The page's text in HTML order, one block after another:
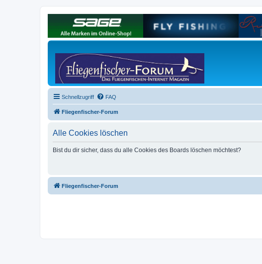
Schnellzugriff FAQ
Fliegenfischer-Forum
Alle Cookies löschen
Bist du dir sicher, dass du alle Cookies des Boards löschen möchtest?
Fliegenfischer-Forum